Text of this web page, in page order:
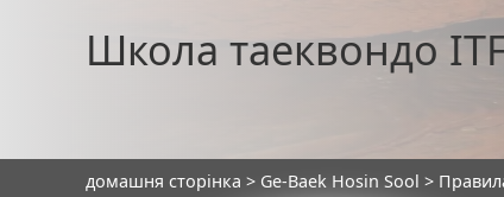
Школа таеквондо
домашня сторінка > Ge-Baek Hosin Sool >